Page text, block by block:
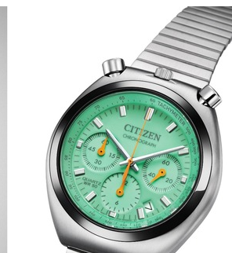
München: Ausgesetzte
Auf: Schrotthändler Erschleicht
Zu Rechtskräftiger Verurteilung
München: Europaweit
Europäischen
München: Update Zu Den
München: Beinahekollision An
In Den Bahnverkehr